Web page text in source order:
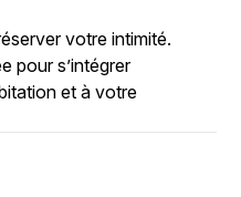
votre intimité.
pour s’intégrer
et à votre